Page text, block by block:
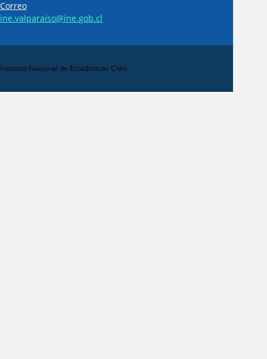
Correo
ine.valparaiso@ine.gob.cl
Instituto Nacional de Estadísticas Chile